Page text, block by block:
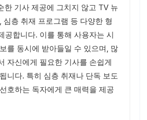
한 기사 제공에 그치지 않고 TV 뉴
심층 취재 프로그램 등 다양한 형
공합니다. 이를 통해 사용자는 시
를 동시에 받아들일 수 있으며, 많
자신에게 필요한 기사를 손쉽게
니다. 특히 심층 취재나 단독 보도
호하는 독자에게 큰 매력을 제공